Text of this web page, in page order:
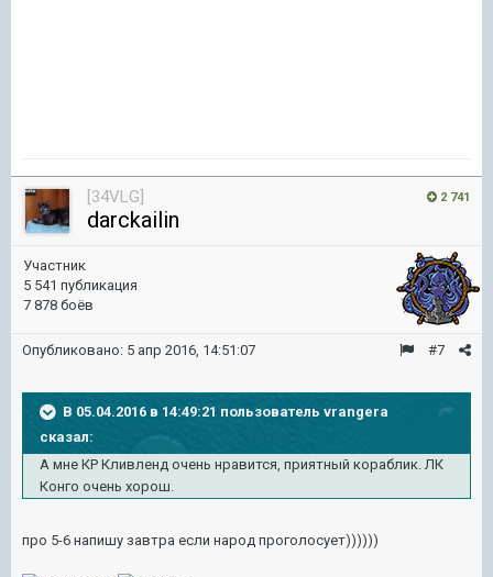
2 741
[34VLG]
darckailin
Участник
5 541 публикация
7 878 боёв
#7
Опубликовано: 5 апр 2016, 14:51:07
В 05.04.2016 в 14:49:21 пользователь vrangera
сказал:
А мне КР Кливленд очень нравится, приятный кораблик. ЛК
Конго очень хорош.
про 5-6 напишу завтра если народ проголосует))))))